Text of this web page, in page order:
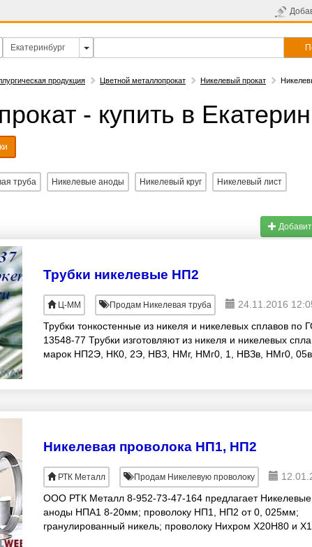
продукция Цветной металлопрокат Никелевый прокат
- купить в
труба Никелевые аноды Никелевый круг Никелевый лист
Трубки никелевые НП2
Ц-ММ Продам Никелевая труба
24.11.2016
Трубки тонкостенные из никеля и никелевых сплавов по
13548-77 Трубки изготовляют из никеля и никелевых
марок НП2Э, НК0, 2Э, НВЗ, НМг, НМг0, 1, НВЗв, НМг0,
Никелевая проволока НП1, НП2
РТК Металл Продам Никелевую проволоку
ООО РТК Металл 8-952-73-47-164 предлагает Никелевые
аноды НПА1 8-20мм; проволоку НП1, НП2 от 0, 025мм;
гранулированный никель; проволоку Нихром Х20Н80 и